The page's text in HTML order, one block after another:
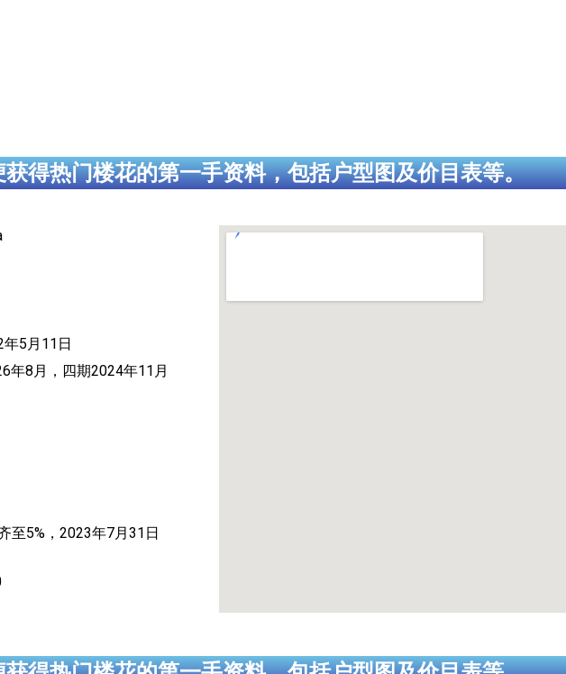
得热门楼花的第一手资料，包括户型图及价目表等。
5月11日
年8月，四期2024年11月
至5%，2023年7月31日